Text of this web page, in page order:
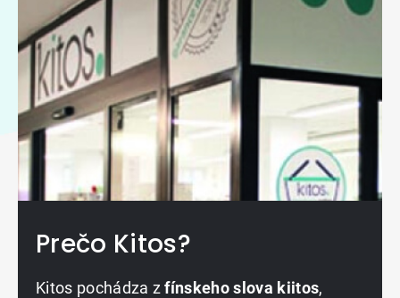
Prečo Kitos?
Kitos pochádza zfínskeho slova kiitos,